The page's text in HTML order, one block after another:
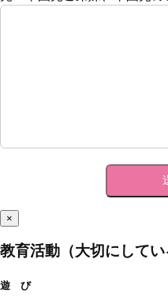
×
教育活動（大切にしてい
遊 び